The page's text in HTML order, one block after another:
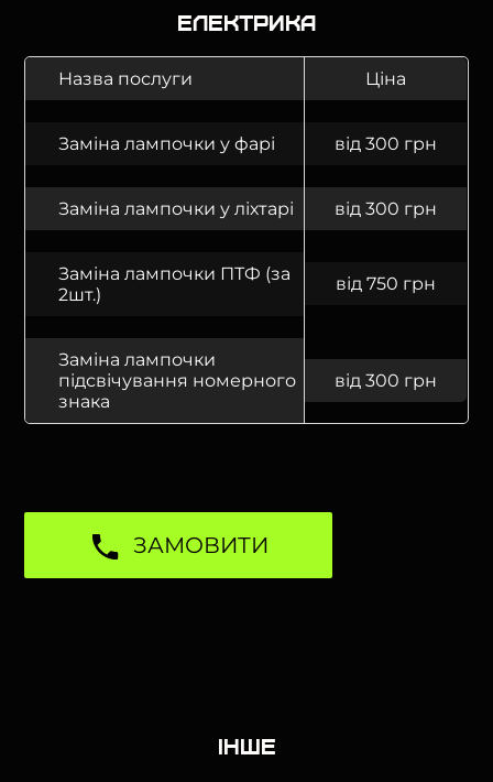
Електрика
Назва послуги Ціна
Заміна лампочки у фарі від 300 грн
Заміна лампочки у ліхтарі від 300 грн
Заміна лампочки ПТФ (за
2шт.)
від 750 грн
Заміна лампочки
підсвічування номерного
знака
від 300 грн
ЗАМОВИТИ
Інше